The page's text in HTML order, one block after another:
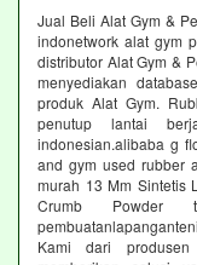
Jual Beli Alat Gym &
indonetwork alat gym
distributor Alat Gym &
menyediakan
produk Alat Gym.
penutup lantai
indonesian.alibaba g
and gym used rubber
murah 13 Mm Sintetis
Crumb Powder
Kami dari